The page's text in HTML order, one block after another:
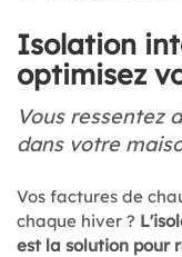
Isolation
optimisez
Vous ressentez
dans votre
Vos factures de
chaque hiver ?
est la solution pour